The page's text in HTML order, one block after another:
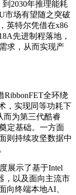
2030年推理能耗
市场有望随之突破
英特尔凭借在x86
先进制程落地，
求，从而实现产
RibbonFET全环绕
，实现同等功耗下
而为第三代酷睿
定基础。一方面
则持续攻坚数据中
展示了基于Intel
，以及面向主流市
向终端本地AI、